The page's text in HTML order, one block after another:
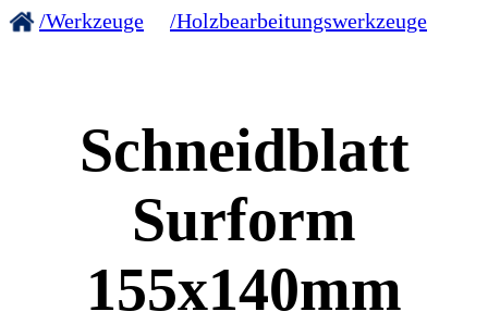
/Werkzeuge /Holzbearbeitungswerkzeuge
Schneidblatt
Surform
155x140mm